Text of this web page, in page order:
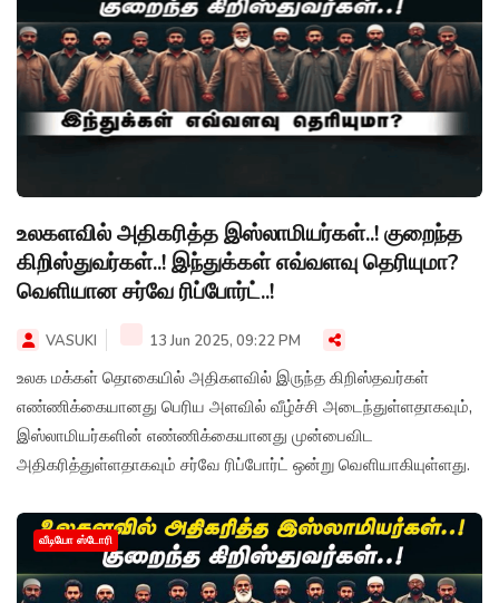
உலகளவில் அதிகரித்த இஸ்லாமியர்கள்..! குறைந்த
கிறிஸ்துவர்கள்..! இந்துக்கள் எவ்வளவு தெரியுமா?
வெளியான சர்வே ரிப்போர்ட்..!
VASUKI 13 Jun 2025, 09:22 PM
உலக மக்கள் தொகையில் அதிகளவில் இருந்த கிறிஸ்தவர்கள்
எண்ணிக்கையானது பெரிய அளவில் வீழ்ச்சி அடைந்துள்ளதாகவும்,
இஸ்லாமியர்களின் எண்ணிக்கையானது முன்பைவிட
அதிகரித்துள்ளதாகவும் சர்வே ரிப்போர்ட் ஒன்று வெளியாகியுள்ளது.
வீடியோ ஸ்டோரி